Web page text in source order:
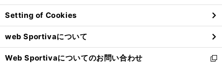
ン
ド
ウ
で
開
く
Setting of Cookies
web Sportivaについて
Web Sportivaについてのお問い合わせ
新